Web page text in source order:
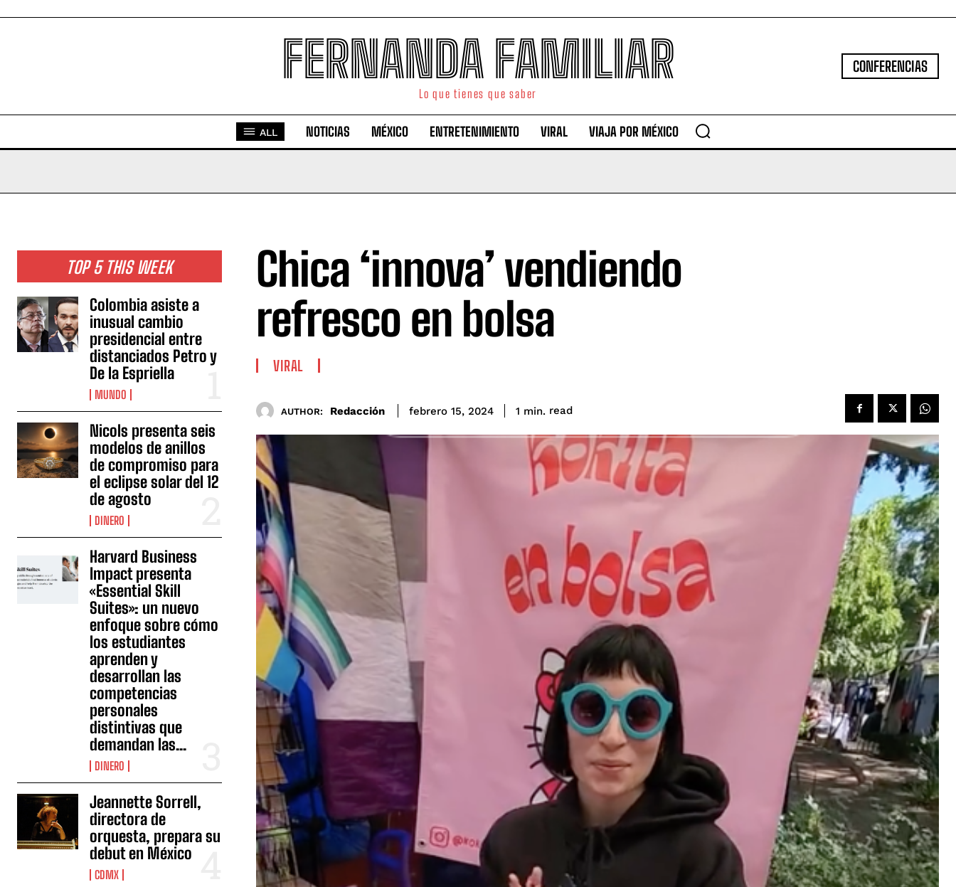
FERNANDA FAMILIAR
Lo que tienes que saber
CONFERENCIAS
ALL NOTICIAS MÉXICO ENTRETENIMIENTO VIRAL VIAJA POR MÉXICO
TOP 5 THIS WEEK
Colombia asiste a
inusual cambio
presidencial entre
distanciados Petro y
De la Espriella
MUNDO
Nicols presenta seis
modelos de anillos
de compromiso para
el eclipse solar del 12
de agosto
DINERO
Harvard Business
Impact presenta
«Essential Skill
Suites»: un nuevo
enfoque sobre cómo
los estudiantes
aprenden y
desarrollan las
competencias
personales
distintivas que
demandan las...
DINERO
Jeannette Sorrell,
directora de
orquesta, prepara su
debut en México
CDMX
Chica ‘innova’ vendiendo
refresco en bolsa
VIRAL
AUTHOR: Redacción febrero 15, 2024 1 min. read